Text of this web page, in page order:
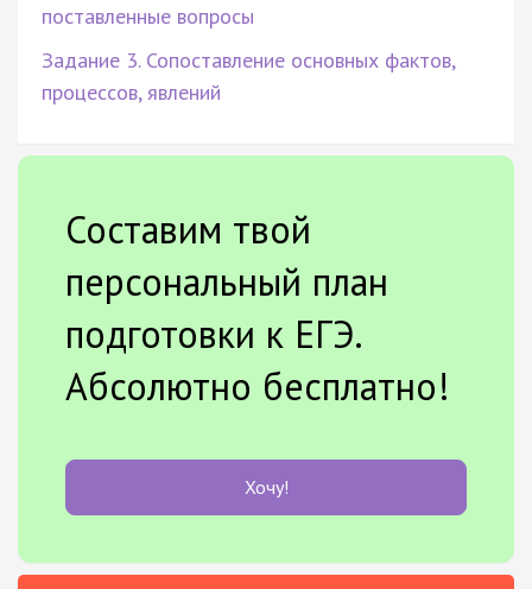
поставленные вопросы
Задание 3. Сопоставление основных фактов,
процессов, явлений
Составим твой
персональный план
подготовки к ЕГЭ.
Абсолютно бесплатно!
Хочу!